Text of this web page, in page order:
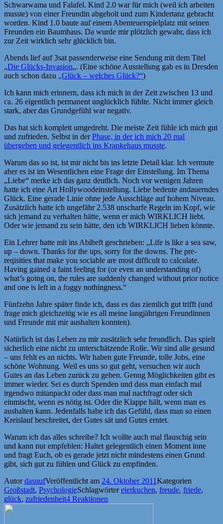
Schwarwama und Falafel. Kind 2.0 war für mich (weil ich arbeiten
musste) von einer Freundin abgeholt und zum Kindertanz gebracht
worden. Kind 1.0 baute auf einem Abenteuerspielplatz mit seinen
Freunden ein Baumhaus. Da wurde mir plötzlich gewahr, dass ich
zur Zeit wirklich sehr glücklich bin.
Abends lief auf 3sat passenderweise eine Sendung mit dem Titel
„Die Glücks-Invasion„. (Eine schöne Ausstellung gab es in Dresden
auch schon dazu „Glück – welches Glück?“)
Ich kann mich erinnern, dass ich mich in der Zeit zwischen 13 und
ca. 26 eigentlich permanent unglücklich fühlte. Nicht immer gleich
stark, aber das Grundgefühl war negativ.
Das hat sich komplett umgedreht. Die meiste Zeit fühle ich mich gut
und zufrieden. Selbst in derPhase, in der ich mich 20 mal
übergeben und gelegentlich ins Krankehaus musste.
Warum das so ist, ist mir nicht bis ins letzte Detail klar. Ich vermute
aber es ist im Wesentlichen eine Frage der Einstellung. Im Thema
„Liebe“ merke ich das ganz deutlich. Noch vor wenigen Jahren
hatte ich eine Art Hollywoodeinstellung. Liebe bedeute andauerndes
Glück. Eine gerade Linie ohne jede Ausschläge auf hohem Niveau.
Zusätzlich hatte ich ungefähr 2.538 unscharfe Regeln im Kopf, wie
sich jemand zu verhalten hätte, wenn er mich WIRKLICH liebt.
Oder wie jemand zu sein hätte, den ich WIRKLICH lieben könnte.
Ein Lehrer hatte mit ins Abiheft geschrieben: „Life is like a sea saw,
up – down. Thanks for the ups, sorry for the downs. The pre-
reqisities that make you sociable are most difficult to calculate.
Having gained a faint feeling for (or even an understanding of)
what’s going on, the rules are suddenly changed without prior notice
and one is left in a foggy nothingness.“
Fünfzehn Jahre später finde ich, dass es das ziemlich gut trifft (und
frage mich gleichzeitig wie es all meine langjährigen Freundinnen
und Freunde mit mir aushalten konnten).
Natürlich ist das Leben zu mir zusätzlich sehr freundlich. Das spielt
sicherlich eine nicht zu unterschätzende Rolle. Wir sind alle gesund
– uns fehlt es an nichts. Wir haben gute Freunde, tolle Jobs, eine
schöne Wohnung. Weil es uns so gut geht, versuchen wir auch
Gutes an das Leben zurück zu geben. Genug Möglichkeiten gibt es
immer wieder. Sei es durch Spenden und dass man einfach mal
irgendwo mitanpackt oder dass man mal nachfragt oder sich
einmischt, wenn es nötig ist. Oder die Klappe hält, wenn man es
aushalten kann. Jedenfalls habe ich das Gefühl, dass man so einen
Kreislauf beschreitet, der Gutes sät und Gutes erntet.
Warum ich das alles schreibe? Ich wollte auch mal flauschig sein
und kann nur empfehlen: Haltet gelegentlich einen Moment inne
und fragt Euch, ob es gerade jetzt nicht mindestens einen Grund
gibt, sich gut zu fühlen und Glück zu empfinden.
AutordasnufVeröffentlicht am 24. Oktober 2011Kategorien
Großstadt, PsychologieSchlagwörtereierkuchen, freude, friede,
glück, zufriedenheit4 Reaktionen